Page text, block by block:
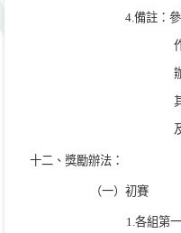
4.備註 ：
十二、 獎勵辦法：
（一）初賽
1.各組第